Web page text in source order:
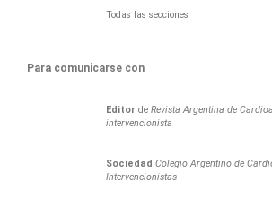
Todas las secciones
Para comunicarse con
Editor deRevista Argentina de
intervencionista
Sociedad Colegio Argentino de
Intervencionistas